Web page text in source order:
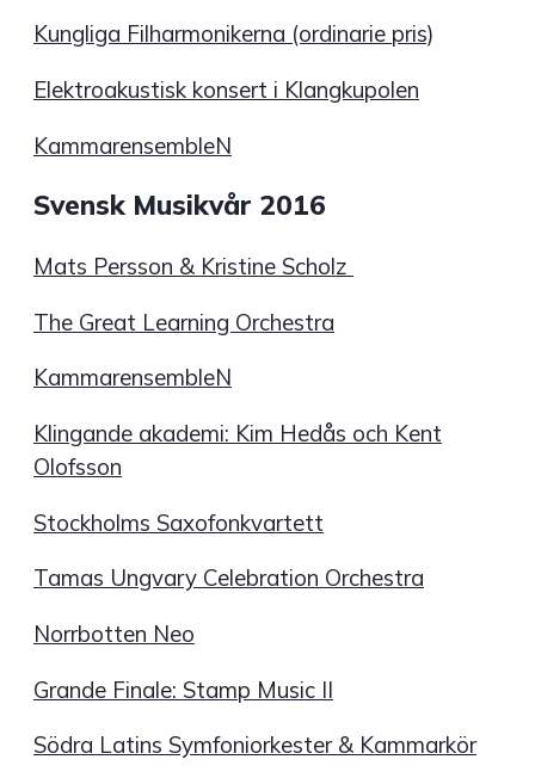
Kungliga Filharmonikerna (ordinarie pris)
Elektroakustisk konsert i Klangkupolen
KammarensembleN
Svensk Musikvår 2016
Mats Persson & Kristine Scholz
The Great Learning Orchestra
KammarensembleN
Klingande akademi: Kim Hedås och Kent
Olofsson
Stockholms Saxofonkvartett
Tamas Ungvary Celebration Orchestra
Norrbotten Neo
Grande Finale: Stamp Music II
Södra Latins Symfoniorkester & Kammarkör